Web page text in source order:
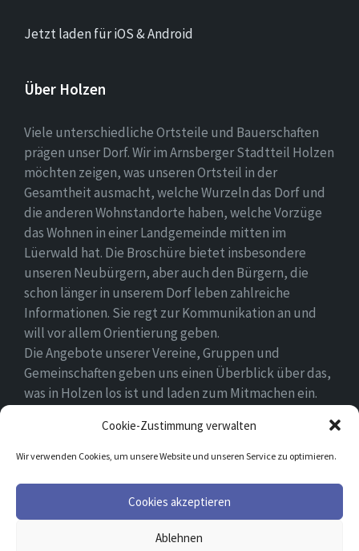
Cookie-Zustimmung verwalten
Wir verwenden Cookies, um unsere Website und unseren Service zu optimieren.
Cookies akzeptieren
Ablehnen
Jetzt laden für iOS & Android
Über Holzen
Viele unterschiedliche Ortsteile und Bauerschaften
prägen unser Dorf. Wir im Arnsberger Stadtteil Holzen
möchten zeigen, was unseren Ortsteil in der
Gesamtheit ausmacht, welche Wurzeln das Dorf und
die anderen Wohnstandorte haben, welche Vorzüge
das Wohnen in einer Landgemeinde mitten im
Lüerwald hat. Die Broschüre bietet insbesondere
unseren Neubürgern, aber auch den Bürgern, die
schon länger in unserem Dorf leben zahlreiche
Informationen. Sie regt zur Kommunikation an und
will vor allem Orientierung geben.
Die Angebote unserer Vereine, Gruppen und
Gemeinschaften geben uns einen Überblick über das,
was in Holzen los ist und laden zum Mitmachen ein.
und hoffen, dass sie sich in ihrem Umfeld wohlfühlen.
Facebook